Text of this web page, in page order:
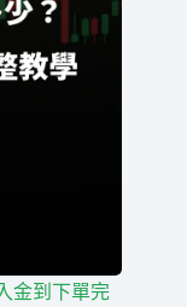
金到下單完